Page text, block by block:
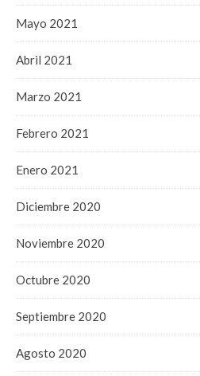
Mayo 2021
Abril 2021
Marzo 2021
Febrero 2021
Enero 2021
Diciembre 2020
Noviembre 2020
Octubre 2020
Septiembre 2020
Agosto 2020